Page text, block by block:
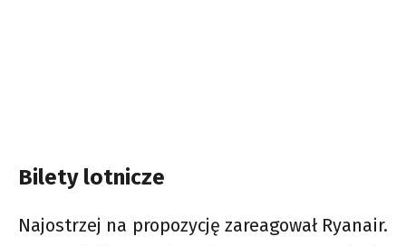
Bilety lotnicze
Najostrzej na propozycję zareagował Ryanair.